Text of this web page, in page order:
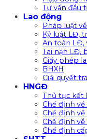
Tư vấn đầu
Lao động
Pháp luật
Kỷ luật LĐ,
An toàn LĐ,
Tai nạn LĐ,
Giấy phép
BHXH
Giải quyết
HNGĐ
Thủ tục kết
Chế định
Chế định
Chế định về
Chế định